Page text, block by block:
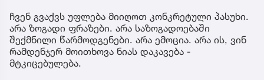
ჩვენ გვაქვს უფლება მიიღოთ კონკრეტული პასუხი.
არა ზოგადი ფრაზები. არა საზოგადოებაში
შექმნილი წარმოდგენები. არა ემოცია. არა ის, ვინ
რამდენჯერ მოითხოვა ნიას დაკავება -
მტკიცებულება.